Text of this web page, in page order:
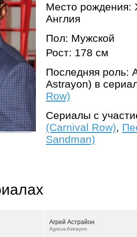
Место рождения:
Англия
Пол: Мужской
Рост: 178 см
Последняя роль:
Astrayon) в
Row)
Сериалы с
(Carnival Row),
Sandman)
Агрей Астрайон
Agreus Astrayon